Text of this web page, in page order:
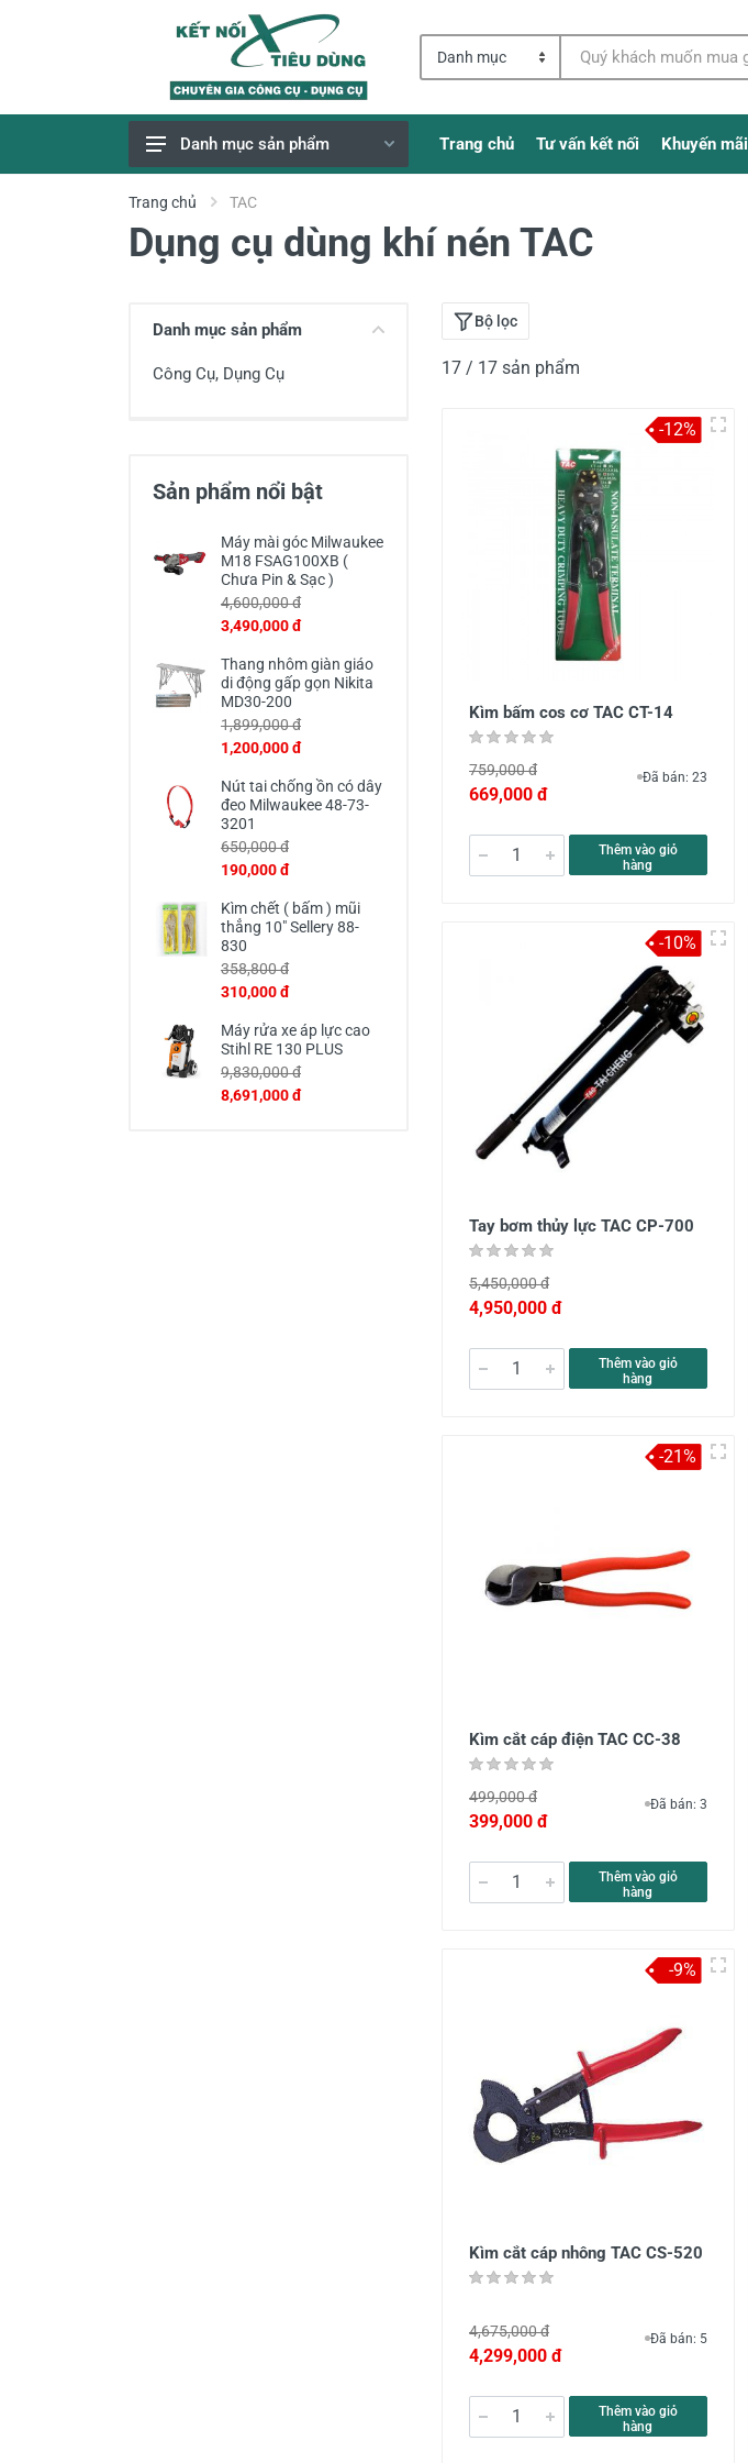
Giao Hàng Miễn Phí
Công Cụ, Dụng Cụ
Thước Đo Laser
Đồ Bảo Hộ Lao Động
Danh mục sản phẩm Trang chủ Tư vấn kết nối Khuyến mãi
Trang chủ TAC
Dụng cụ dùng khí nén TAC
Danh mục sản phẩm
Công Cụ, Dụng Cụ
Sản phẩm nổi bật
Máy mài góc Milwaukee
M18 FSAG100XB (
Chưa Pin & Sạc )
4,600,000 đ
3,490,000 đ
Thang nhôm giàn giáo
di động gấp gọn Nikita
MD30-200
1,899,000 đ
1,200,000 đ
Nút tai chống ồn có dây
đeo Milwaukee 48-73-
3201
650,000 đ
190,000 đ
Kìm chết ( bấm ) mũi
thẳng 10" Sellery 88-
830
358,800 đ
310,000 đ
Máy rửa xe áp lực cao
Stihl RE 130 PLUS
9,830,000 đ
8,691,000 đ
Bộ lọc
17 / 17 sản phẩm
Kìm bấm cos cơ TAC CT-14
759,000 đ
669,000 đ
Đã bán: 23
Thêm vào giỏ
hàng
-12%
Tay bơm thủy lực TAC CP-700
5,450,000 đ
4,950,000 đ
Thêm vào giỏ
hàng
-10%
Kìm cắt cáp điện TAC CC-38
499,000 đ
399,000 đ
Đã bán: 3
Thêm vào giỏ
hàng
-21%
Kìm cắt cáp nhông TAC CS-520
4,675,000 đ
4,299,000 đ
Đã bán: 5
Thêm vào giỏ
hàng
-9%